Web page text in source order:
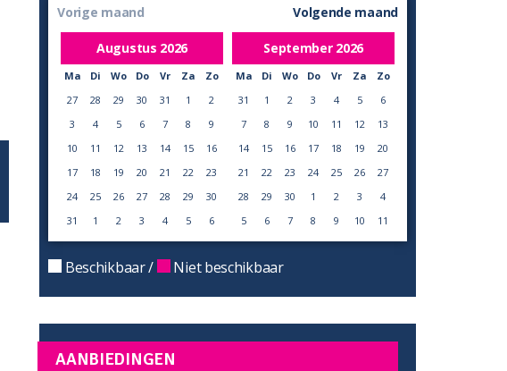
Vorige maand
Augustus 2026
Ma Di Wo Do Vr Za
Zo
27
28 29 30 31 1
2
3
4 5 6 7 8
9
10
11 12 13 14 15
16
17
18 19 20 21 22
23
24
25 26 27 28 29
30
31
1 2 3 4 5 6
Volgende maand
September 2026
Ma Di Wo Do Vr Za
Zo
31
1 2 3 4 5
6
7
8 9 10 11 12
13
14
15 16 17 18 19
20
21
22 23 24 25 26
27
28
29 30 1 2 3
4
5
6 7 8 9 10 11
Beschikbaar / Niet beschikbaar
AANBIEDINGEN